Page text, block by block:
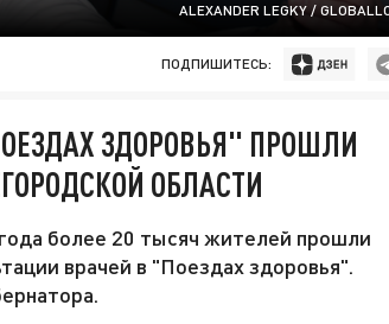
ALEXANDER LEGKY /
ПОДПИШИТЕСЬ:
ЗДОРОВЬЯ" ПРОШЛИ
ОБЛАСТИ
более 20 тысяч жителей прошли
врачей в "Поездах здоровья".